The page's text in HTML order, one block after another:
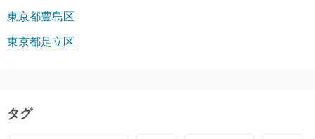
東京都豊島区
東京都足立区
タグ